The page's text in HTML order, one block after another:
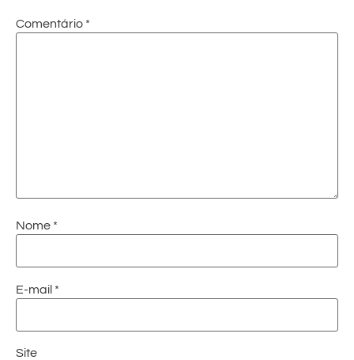
Comentário *
Nome *
E-mail *
Site